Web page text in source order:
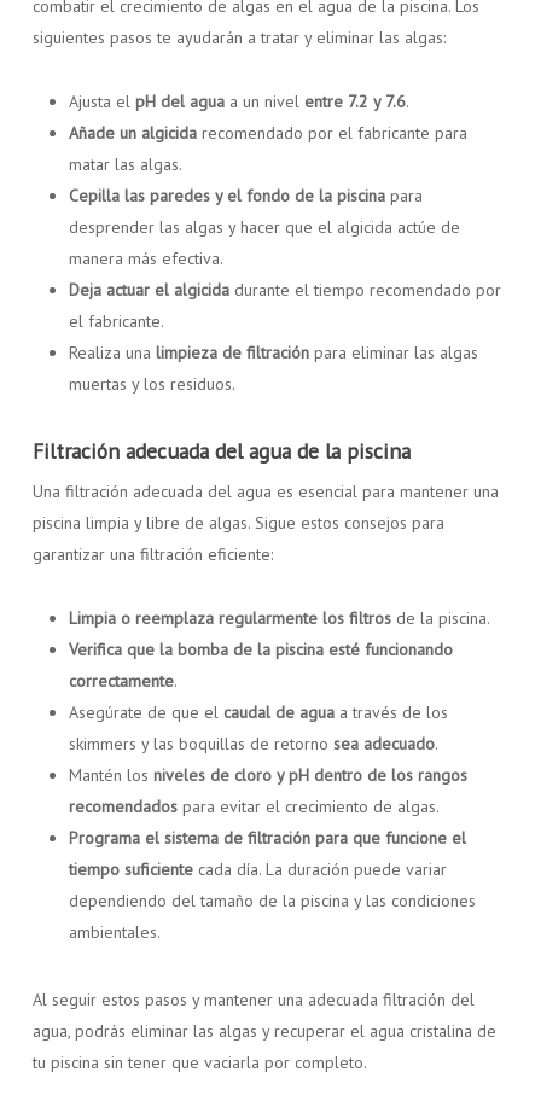
combatir el crecimiento de algas en el agua de la piscina. Los
siguientes pasos te ayudarán a tratar y eliminar las algas:
Ajusta el pH del aguaa un nivel entre 7.2 y 7.6.
Añade un algicidarecomendado por el fabricante para
matar las algas.
Cepilla las paredes y el fondo de la piscinapara
desprender las algas y hacer que el algicida actúe de
manera más efectiva.
Deja actuar el algicidadurante el tiempo recomendado por
el fabricante.
Realiza una limpieza de filtraciónpara eliminar las algas
muertas y los residuos.
Filtración adecuada del agua de la piscina
Una filtración adecuada del agua es esencial para mantener una
piscina limpia y libre de algas. Sigue estos consejos para
garantizar una filtración eficiente:
Limpia o reemplaza regularmente los filtrosde la piscina.
Verifica que la bomba de la piscina esté funcionando
correctamente.
Asegúrate de que el caudal de aguaa través de los
skimmers y las boquillas de retorno sea adecuado.
Mantén los niveles de cloro y pH dentro de los rangos
recomendadospara evitar el crecimiento de algas.
Programa el sistema de filtración para que funcione el
tiempo suficientecada día. La duración puede variar
dependiendo del tamaño de la piscina y las condiciones
ambientales.
Al seguir estos pasos y mantener una adecuada filtración del
agua, podrás eliminar las algas y recuperar el agua cristalina de
tu piscina sin tener que vaciarla por completo.